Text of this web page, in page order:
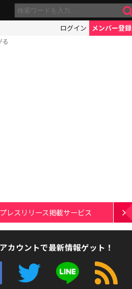
ログイン メンバー登録
る
プレスリリース掲載サービス
カウントで最新情報ゲット！